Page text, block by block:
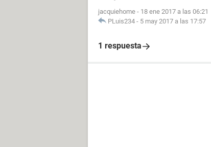
jacquiehome - 18 ene 2017 a las 06:21
PLuis234 - 5 may 2017 a las 17:57
1 respuesta